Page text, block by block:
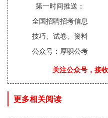
第一时间推送：
全国招聘招考信息
技巧、试卷、资料
公众号：厚职公考
关注公众号，接
更多相关阅读